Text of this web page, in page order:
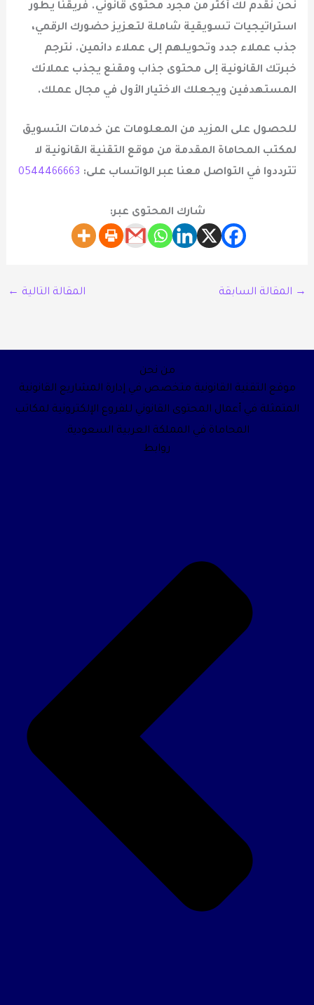
نحن نقدم لك أكثر من مجرد محتوى قانوني. فريقنا يطور
استراتيجيات تسويقية شاملة لتعزيز حضورك الرقمي،
جذب عملاء جدد وتحويلهم إلى عملاء دائمين. نترجم
خبرتك القانونية إلى محتوى جذاب ومقنع يجذب عملائك
المستهدفين ويجعلك الاختيار الأول في مجال عملك.
للحصول على المزيد من المعلومات عن خدمات التسويق
لمكتب المحاماة المقدمة من موقع التقنية القانونية لا
تترددوا في التواصل معنا عبر الواتساب على:
0544466663
شارك المحتوى عبر:
→ المقالة السابقة المقالة التالية ←
من نحن
موقع التقنية القانونية متخصص في إدارة المشاريع القانونية
المتمثلة في أعمال المحتوى القانوني للفروع الإلكترونية لمكاتب
المحاماة في المملكة العربية السعودية.
روابط